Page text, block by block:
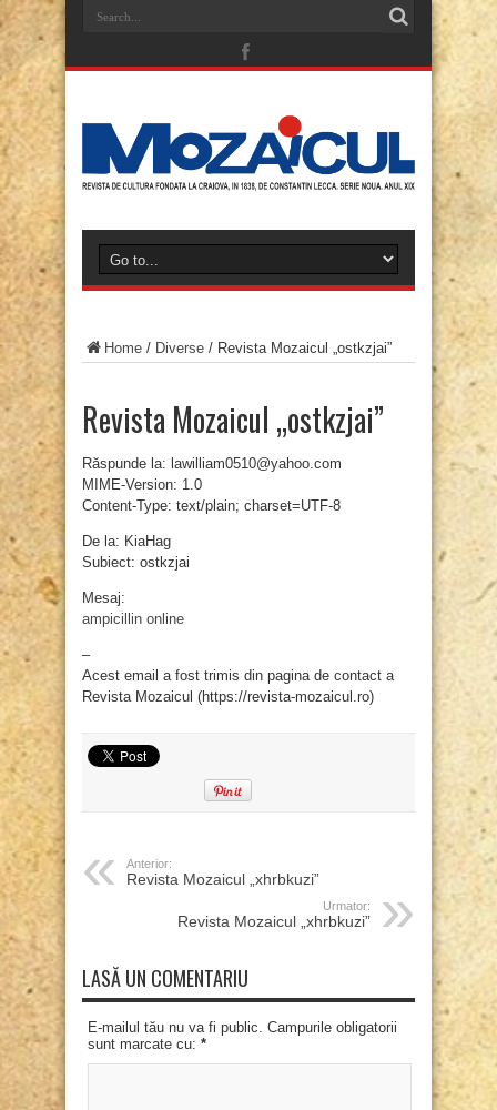
Home / Diverse / Revista Mozaicul „ostkzjai”
Revista Mozaicul „ostkzjai”
Răspunde la: lawilliam0510@yahoo.com
MIME-Version: 1.0
Content-Type: text/plain; charset=UTF-8
De la: KiaHag
Subiect: ostkzjai
Mesaj:
ampicillin online
–
Acest email a fost trimis din pagina de contact a
Revista Mozaicul (https://revista-mozaicul.ro)
Anterior:
Revista Mozaicul „xhrbkuzi”
Urmator:
Revista Mozaicul „xhrbkuzi”
LASĂ UN COMENTARIU
E-mailul tău nu va fi public. Campurile obligatorii
sunt marcate cu: *